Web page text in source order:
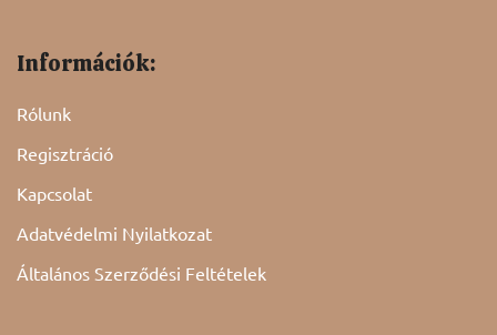
Információk:
Rólunk
Regisztráció
Kapcsolat
Adatvédelmi Nyilatkozat
Általános Szerződési Feltételek